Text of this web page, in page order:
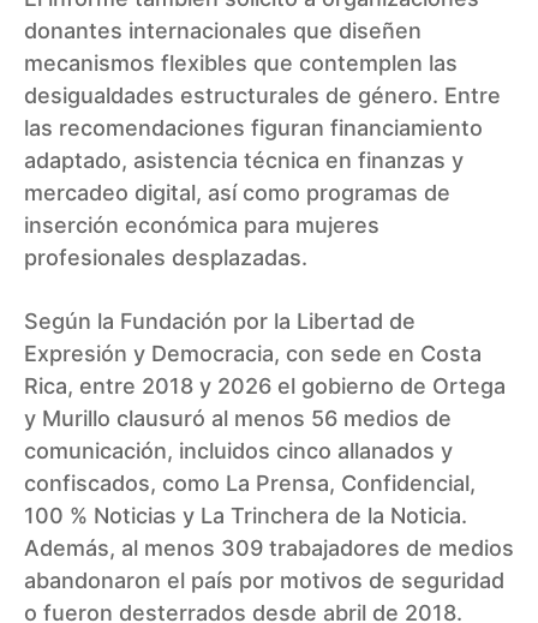
donantes internacionales que diseñen
mecanismos flexibles que contemplen las
desigualdades estructurales de género. Entre
las recomendaciones figuran financiamiento
adaptado, asistencia técnica en finanzas y
mercadeo digital, así como programas de
inserción económica para mujeres
profesionales desplazadas.
Según la Fundación por la Libertad de
Expresión y Democracia, con sede en Costa
Rica, entre 2018 y 2026 el gobierno de Ortega
y Murillo clausuró al menos 56 medios de
comunicación, incluidos cinco allanados y
confiscados, como La Prensa, Confidencial,
100 % Noticias y La Trinchera de la Noticia.
Además, al menos 309 trabajadores de medios
abandonaron el país por motivos de seguridad
o fueron desterrados desde abril de 2018.